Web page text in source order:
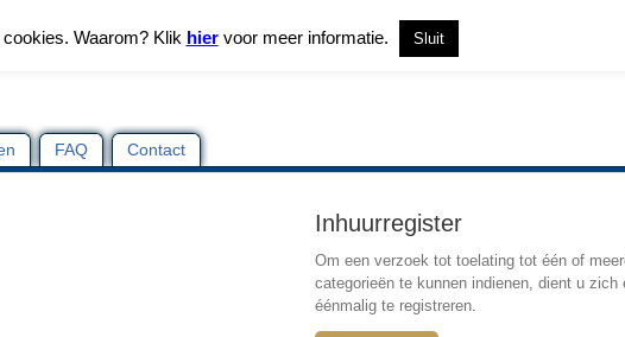
FAQ Contact
Inhuurregister
Om een verzoek tot toelating tot één of
categorieën te kunnen indienen, dient u zich
éénmalig te registreren.
Waarom? Klik hiervoor meer informatie. Sluit